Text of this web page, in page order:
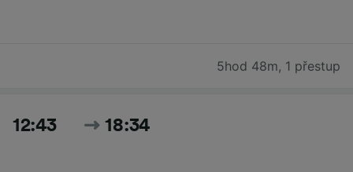
5hod 48m, 1 přestup
12:43 18:34